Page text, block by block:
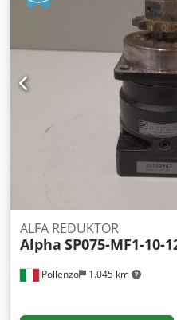
Pollenzo 1.045 km
ALFA REDUKTOR
Alpha SP075-MF1-10-